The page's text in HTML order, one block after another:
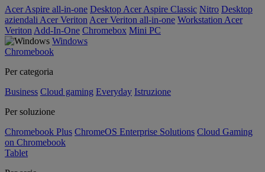
Acer Aspire all-in-one Desktop Acer Aspire Classic Nitro Desktop
aziendali Acer Veriton Acer Veriton all-in-one Workstation Acer
Veriton Add-In-One Chromebox Mini PC
Windows
Chromebook
Per categoria
Business Cloud gaming Everyday Istruzione
Per soluzione
Chromebook Plus ChromeOS Enterprise Solutions Cloud Gaming
on Chromebook
Tablet